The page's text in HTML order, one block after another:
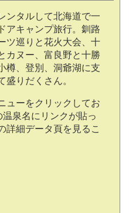
ンタルして北海道で一
アキャンプ旅行。釧路
ツ巡りと花火大会、十
カヌー、富良野と十勝
樽、登別、洞爺湖に支
盛りだくさん。
ューをクリックしてお
泉名にリンクが貼っ
詳細データ頁を見るこ